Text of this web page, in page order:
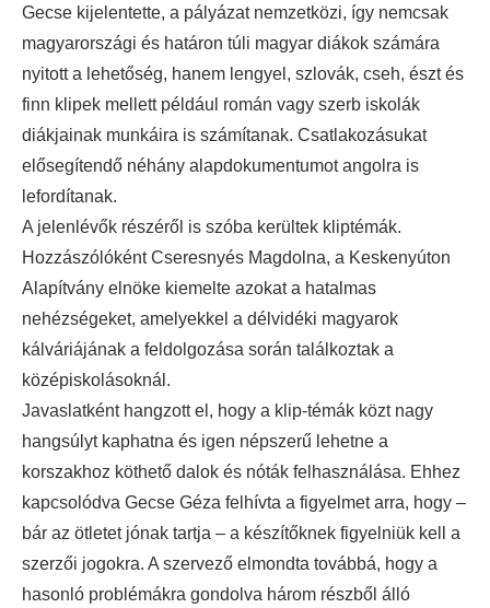
Gecse kijelentette, a pályázat nemzetközi, így nemcsak
magyarországi és határon túli magyar diákok számára
nyitott a lehetőség, hanem lengyel, szlovák, cseh, észt és
finn klipek mellett például román vagy szerb iskolák
diákjainak munkáira is számítanak. Csatlakozásukat
elősegítendő néhány alapdokumentumot angolra is
lefordítanak.
A jelenlévők részéről is szóba kerültek kliptémák.
Hozzászólóként Cseresnyés Magdolna, a Keskenyúton
Alapítvány elnöke kiemelte azokat a hatalmas
nehézségeket, amelyekkel a délvidéki magyarok
kálváriájának a feldolgozása során találkoztak a
középiskolásoknál.
Javaslatként hangzott el, hogy a klip-témák közt nagy
hangsúlyt kaphatna és igen népszerű lehetne a
korszakhoz köthető dalok és nóták felhasználása. Ehhez
kapcsolódva Gecse Géza felhívta a figyelmet arra, hogy –
bár az ötletet jónak tartja – a készítőknek figyelniük kell a
szerzői jogokra. A szervező elmondta továbbá, hogy a
hasonló problémákra gondolva három részből álló